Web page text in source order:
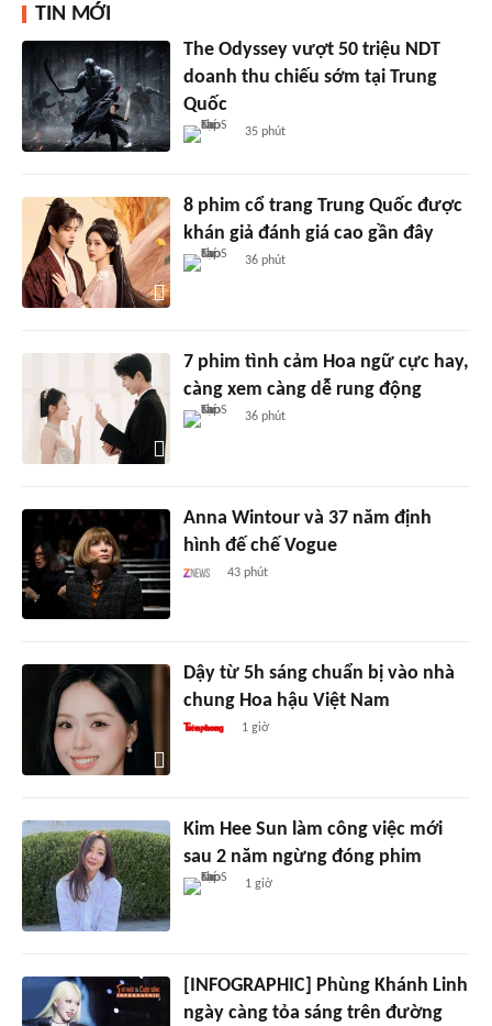
TIN MỚI
The Odyssey vượt 50 triệu NDT
doanh thu chiếu sớm tại Trung
Quốc
35 phút
8 phim cổ trang Trung Quốc được
khán giả đánh giá cao gần đây
36 phút
7 phim tình cảm Hoa ngữ cực hay,
càng xem càng dễ rung động
36 phút
Anna Wintour và 37 năm định
hình đế chế Vogue
43 phút
Dậy từ 5h sáng chuẩn bị vào nhà
chung Hoa hậu Việt Nam
1 giờ
Kim Hee Sun làm công việc mới
sau 2 năm ngừng đóng phim
1 giờ
[INFOGRAPHIC] Phùng Khánh Linh
ngày càng tỏa sáng trên đường